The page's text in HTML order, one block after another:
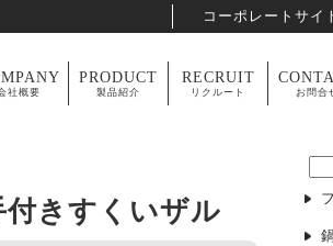
コーポレートサイ
社概要
PRODUCT
製品紹介
RECRUIT
リクルート お問合
きすくいザル